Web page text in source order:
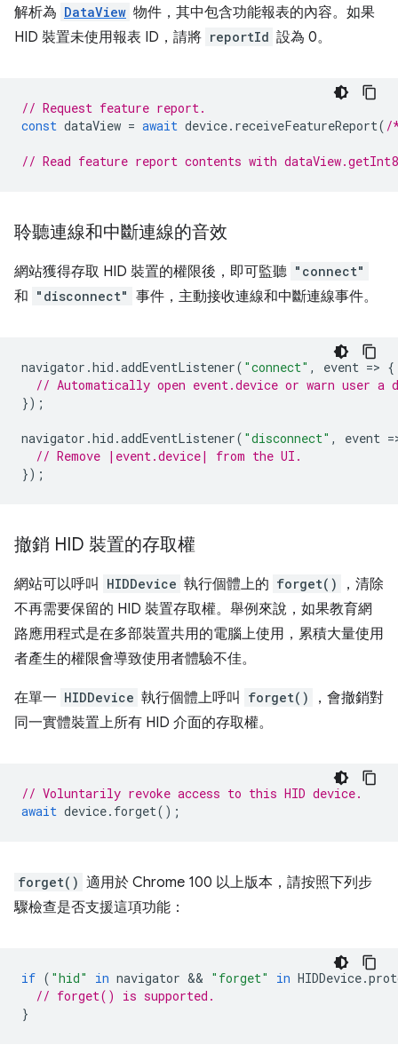
解析為 DataView 物件，其中包含功能報表的內容。如果
HID 裝置未使用報表 ID，請將 reportId 設為 0。
// Request feature report.
const dataView = await device. receiveFeatureReport( /
// Read feature report contents with
聆聽連線和中斷連線的音效
網站獲得存取 HID 裝置的權限後，即可監聽 "connect"
和 "disconnect" 事件，主動接收連線和中斷連線事件。
navigator .hid .addEventListener( "connect" , event => {
// Automatically open event.device or warn user
});
navigator .hid .addEventListener( "disconnect" , event =
// Remove |event.device| from the UI.
});
撤銷 HID 裝置的存取權
網站可以呼叫 HIDDevice 執行個體上的 forget()
，清除
不再需要保留的 HID 裝置存取權。舉例來說，如果教育網
路應用程式是在多部裝置共用的電腦上使用，累積大量使用
者產生的權限會導致使用者體驗不佳。
在單一 HIDDevice 執行個體上呼叫 forget()
，會撤銷對
同一實體裝置上所有 HID 介面的存取權。
// Voluntarily revoke access to this HID device.
await device. forget();
forget() 適用於 Chrome 100 以上版本，請按照下列步
驟檢查是否支援這項功能：
if ( "hid" in navigator && "forget" in HIDDevice.
// forget() is supported.
}